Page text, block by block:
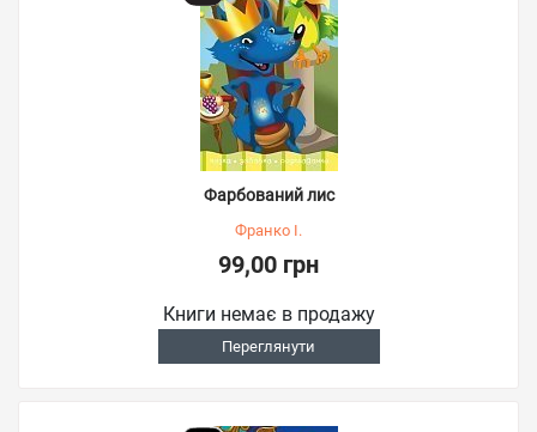
Фарбований лис
Франко І.
99,00 грн
Книги немає в продажу
Переглянути